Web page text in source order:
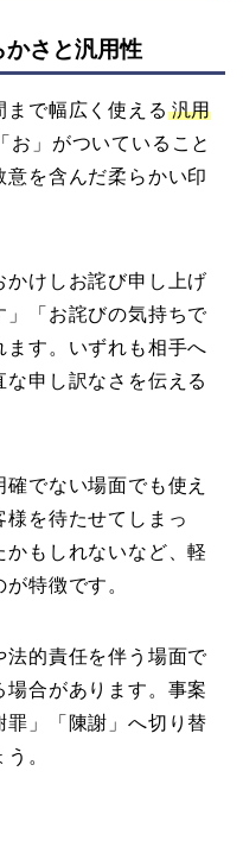
かさと汎用性
まで幅広く使える 汎用
お」がついていること
を含んだ柔らかい印
けしお詫び申し上げ
」「お詫びの気持ちで
ます。いずれも相手へ
申し訳なさを伝える
でない場面でも使え
様を待たせてしまっ
もしれないなど、軽
特徴です。
法的責任を伴う場面で
合があります。事案
」「陳謝」へ切り替
。